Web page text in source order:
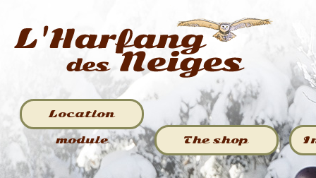
Location
module The shop